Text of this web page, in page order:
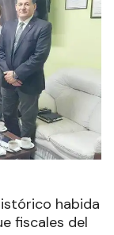
habida
fiscales del